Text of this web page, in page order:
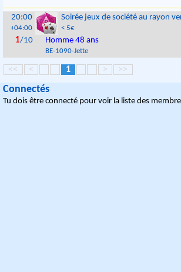
20:00
+04:00
Soirée jeux de société au rayon
< 5€
1/10 Homme 48 ans
BE-1090-Jette
<< < 1 > >>
Connectés
Tu dois être connecté pour voir la liste des